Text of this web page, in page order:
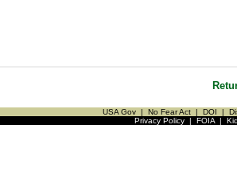
USA Gov | No Fear Act | DOI |
Privacy Policy| FOIA|